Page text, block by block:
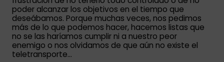
poder alcanzar los objetivos en el tiempo que
deseábamos. Porque muchas veces, nos pedimos
más de lo que podemos hacer, hacemos listas que
no se las haríamos cumplir ni a nuestro peor
enemigo o nos olvidamos de que aún no existe el
teletransporte…